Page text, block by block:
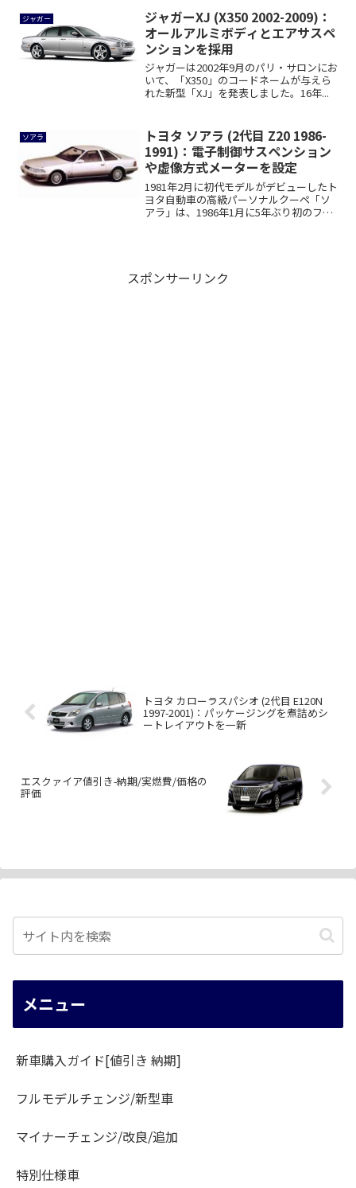
ジャガー
ジャガーXJ (X350 2002-2009)：
オールアルミボディとエアサスペ
ンションを採用
ジャガーは2002年9月のパリ・サロンにお
いて、「X350」のコードネームが与えら
れた新型「XJ」を発表しました。16年...
ソアラ
トヨタ ソアラ (2代目 Z20 1986-
1991)：電子制御サスペンション
や虚像方式メーターを設定
1981年2月に初代モデルがデビューしたト
ヨタ自動車の高級パーソナルクーペ「ソ
アラ」は、1986年1月に5年ぶり初のフ
スポンサーリンク
トヨタ カローラスパシオ (2代目 E120N
1997-2001)：パッケージングを煮詰めシ
ートレイアウトを一新
エスクァイア値引き-納期/実燃費/価格の
評価
メニュー
新車購入ガイド[値引き 納期]
フルモデルチェンジ/新型車
マイナーチェンジ/改良/追加
特別仕様車